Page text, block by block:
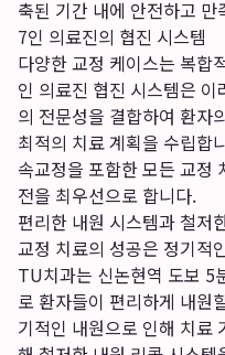
축된 기간 내에 안전하고
7인 의료진의 협진 시스템
다양한 교정 케이스는 복합
인 의료진 협진 시스템은
의 전문성을 결합하여 환자
최적의 치료 계획을 수립합
속교정을 포함한 모든 교정
전을 최우선으로 합니다.
편리한 내원 시스템과 철저
교정 치료의 성공은 정기적
TU치과는 신논현역 도보 5
로 환자들이 편리하게 내원
기적인 내원으로 인해 치료